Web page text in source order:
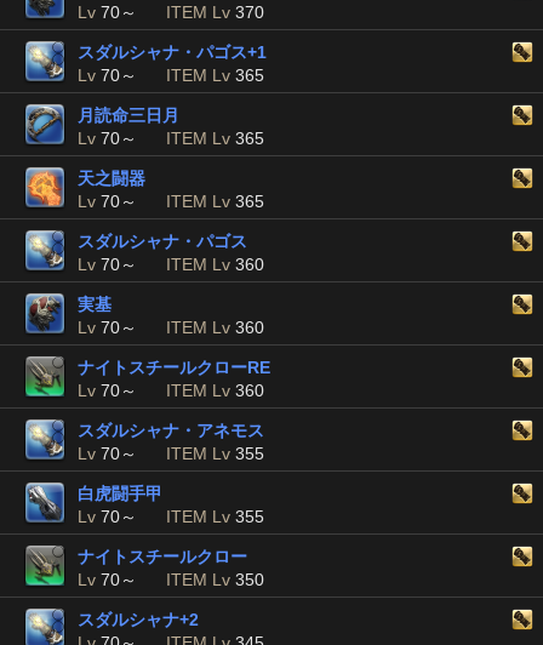
Lv 70～ ITEM Lv 370
スダルシャナ・パゴス+1
Lv 70～ ITEM Lv 365
月読命三日月
Lv 70～ ITEM Lv 365
天之闘器
Lv 70～ ITEM Lv 365
スダルシャナ・パゴス
Lv 70～ ITEM Lv 360
実基
Lv 70～ ITEM Lv 360
ナイトスチールクローRE
Lv 70～ ITEM Lv 360
スダルシャナ・アネモス
Lv 70～ ITEM Lv 355
白虎闘手甲
Lv 70～ ITEM Lv 355
ナイトスチールクロー
Lv 70～ ITEM Lv 350
スダルシャナ+2